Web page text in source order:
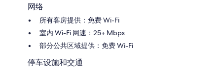
网络
所有客房提供：免费 Wi-Fi
室内 Wi-Fi 网速：25+ Mbps
部分公共区域提供：免费 Wi-Fi
停车设施和交通